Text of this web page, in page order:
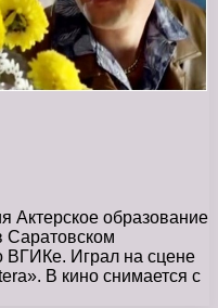
Актерское образование
Саратовском
ВГИКе. Играл на сцене
В кино снимается с